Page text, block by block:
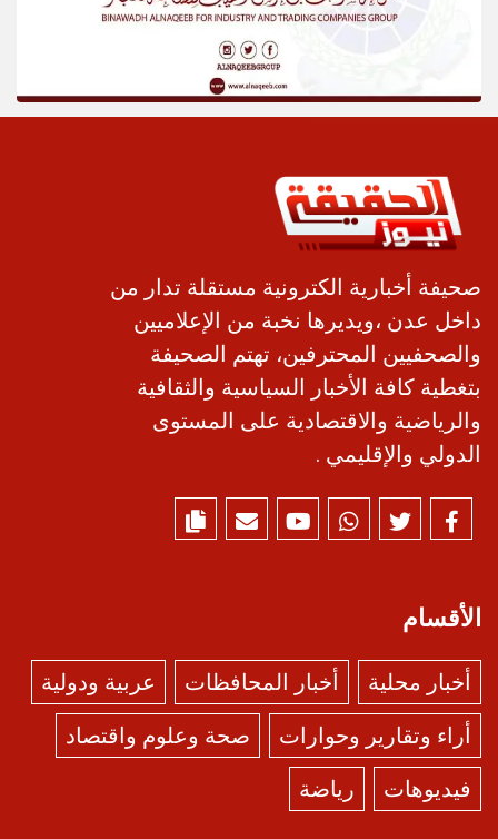
صحيفة أخبارية الكترونية مستقلة تدار من
داخل عدن ،ويديرها نخبة من الإعلاميين
والصحفيين المحترفين، تهتم الصحيفة
بتغطية كافة الأخبار السياسية والثقافية
والرياضية والاقتصادية على المستوى
الدولي والإقليمي .
الأقسام
أخبار محلية أخبار المحافظات
عربية ودولية
أراء وتقارير وحوارات
صحة وعلوم واقتصاد
فيديوهات
رياضة